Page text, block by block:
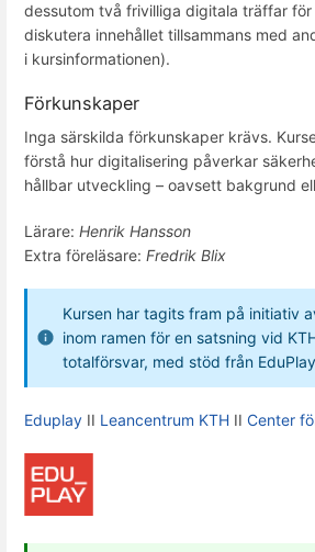
dessutom två frivilliga digitala träffar för
diskutera innehållet tillsammans med
i kursinformationen).
Förkunskaper
Inga särskilda förkunskaper krävs.
förstå hur digitalisering påverkar
hållbar utveckling – oavsett bakgrund
Lärare: Henrik Hansson
Extra föreläsare: Fredrik Blix
Kursen har tagits fram på initiativ
inom ramen för en satsning vid
totalförsvar, med stöd från
Eduplay II Leancentrum KTH II Center